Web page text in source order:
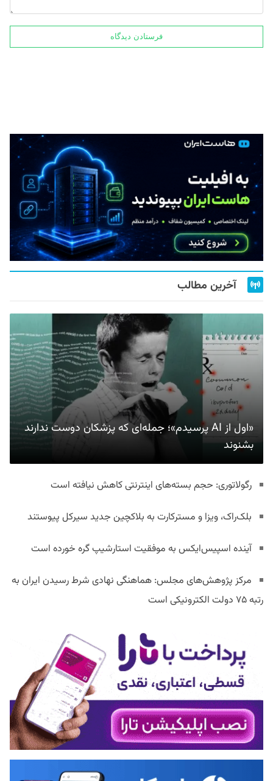
آخرین مطالب
«اول از AI پرسیدم»؛ جمله‌ای که پزشکان دوست ندارند
بشنوند
رگولاتوری: حجم بسته‌های اینترنتی کاهش نیافته است
بلک‌راک، ویزا و مسترکارت به بلاکچین جدید سیرکل پیوستند
آینده اسپیس‌ایکس به موفقیت استارشیپ گره خورده است
مرکز پژوهش‌های مجلس: هماهنگی نهادی شرط رسیدن ایران به
رتبه ۷۵ دولت الکترونیکی است